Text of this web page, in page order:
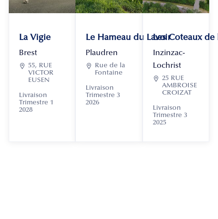
La Vigie
Brest
 55, RUE
VICTOR
EUSEN
Livraison
Trimestre 1
2028
Le Hameau du Lavoir
Plaudren

Rue de la
Fontaine
Livraison
Trimestre 3
2026
Les Coteaux
Inzinzac-
Lochrist
 25 RUE
AMBROISE
CROIZAT
Livraison
Trimestre 3
2025